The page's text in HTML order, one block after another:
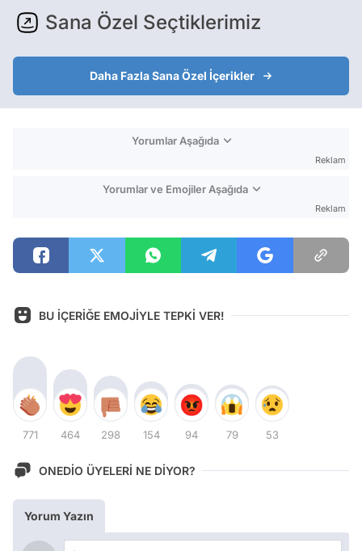
Sana Özel Seçtiklerimiz
Daha Fazla Sana Özel İçerikler
Yorumlar Aşağıda
Reklam
Yorumlar ve Emojiler Aşağıda
Reklam
BU İÇERİĞE EMOJİYLE TEPKİ VER!
771 464 298 154 94 79 53
ONEDİO ÜYELERİ NE DİYOR?
Yorum Yazın